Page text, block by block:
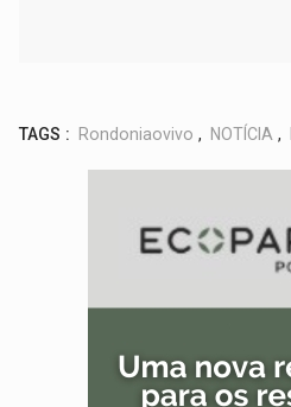
TAGS : Rondoniaovivo , NOTÍCIA ,